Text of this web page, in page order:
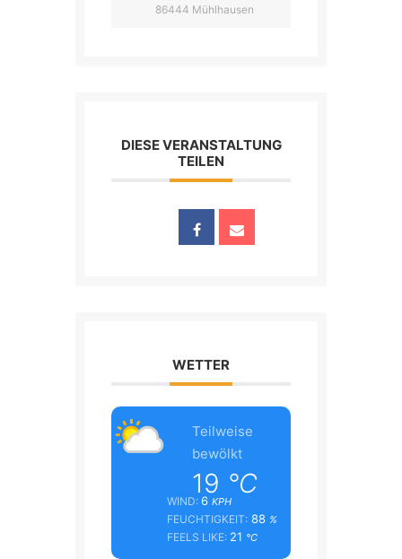
86444 Mühlhausen
DIESE VERANSTALTUNG
TEILEN
WETTER
Teilweise
bewölkt
19 °C
WIND:6 KPH
FEUCHTIGKEIT: 88 %
FEELS LIKE: 21 °C